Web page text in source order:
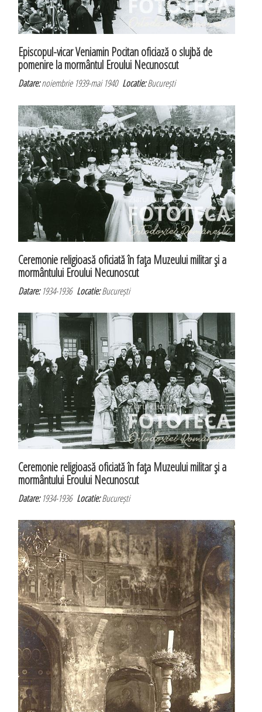
Episcopul-vicar Veniamin Pocitan oficiază o slujbă de
pomenire la mormântul Eroului Necunoscut
Datare:noiembrie 1939-mai 1940Locatie:București
Ceremonie religioasă oficiată în faţa Muzeului militar şi a
mormântului Eroului Necunoscut
Datare:1934-1936Locatie:București
Ceremonie religioasă oficiată în faţa Muzeului militar şi a
mormântului Eroului Necunoscut
Datare:1934-1936Locatie:București